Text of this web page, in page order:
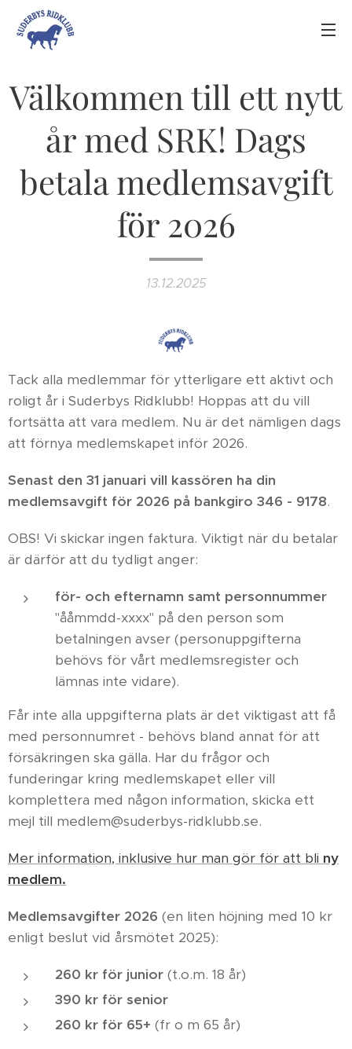
Välkommen till ett nytt
år med SRK! Dags
betala medlemsavgift
för 2026
13.12.2025
Tack alla medlemmar för ytterligare ett aktivt och
roligt år i Suderbys Ridklubb! Hoppas att du vill
fortsätta att vara medlem. Nu är det nämligen dags
att förnya medlemskapet inför 2026.
Senast den 31 januari vill kassören ha din
medlemsavgift för 2026 på bankgiro 346 - 9178.
OBS! Vi skickar ingen faktura. Viktigt när du betalar
är därför att du tydligt anger:
för- och efternamn samt personnummer
"ååmmdd-xxxx" på den person som
betalningen avser (personuppgifterna
behövs för vårt medlemsregister och
lämnas inte vidare).
Får inte alla uppgifterna plats är det viktigast att få
med personnumret - behövs bland annat för att
försäkringen ska gälla. Har du frågor och
funderingar kring medlemskapet eller vill
komplettera med någon information, skicka ett
mejl till medlem@suderbys-ridklubb.se.
Mer information, inklusive hur man gör för att bli ny
medlem.
Medlemsavgifter 2026 (en liten höjning med 10 kr
enligt beslut vid årsmötet 2025):
260 kr för junior (t.o.m. 18 år)
390 kr för senior
260 kr för 65+ (fr o m 65 år)